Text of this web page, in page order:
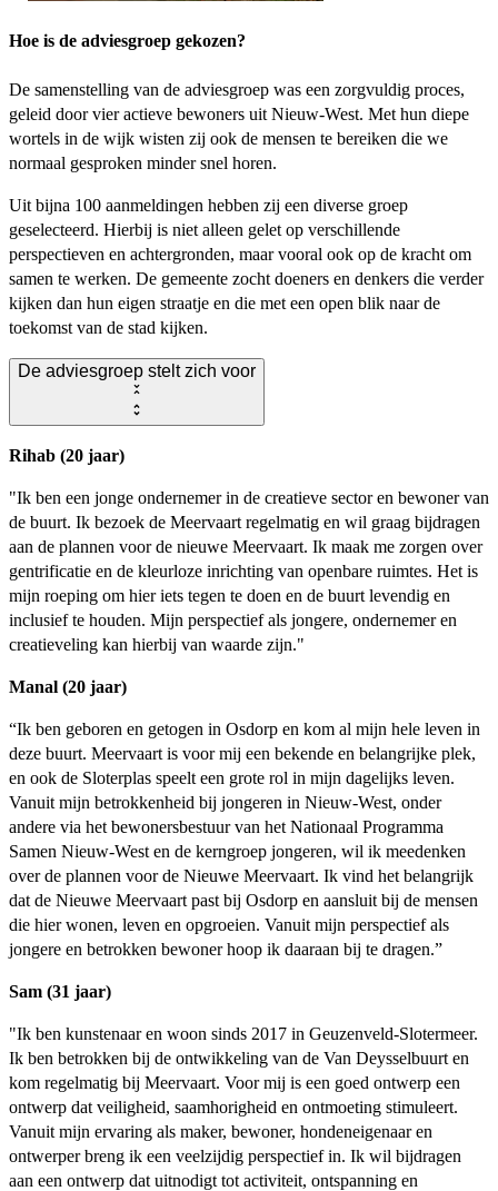
Hoe is de adviesgroep gekozen?
De samenstelling van de adviesgroep was een zorgvuldig proces,
geleid door vier actieve bewoners uit Nieuw-West. Met hun diepe
wortels in de wijk wisten zij ook de mensen te bereiken die we
normaal gesproken minder snel horen.
Uit bijna 100 aanmeldingen hebben zij een diverse groep
geselecteerd. Hierbij is niet alleen gelet op verschillende
perspectieven en achtergronden, maar vooral ook op de kracht om
samen te werken. De gemeente zocht doeners en denkers die verder
kijken dan hun eigen straatje en die met een open blik naar de
toekomst van de stad kijken.
De adviesgroep stelt zich voor
Rihab (20 jaar)
"Ik ben een jonge ondernemer in de creatieve sector en bewoner van
de buurt. Ik bezoek de Meervaart regelmatig en wil graag bijdragen
aan de plannen voor de nieuwe Meervaart. Ik maak me zorgen over
gentrificatie en de kleurloze inrichting van openbare ruimtes. Het is
mijn roeping om hier iets tegen te doen en de buurt levendig en
inclusief te houden. Mijn perspectief als jongere, ondernemer en
creatieveling kan hierbij van waarde zijn."
Manal (20 jaar)
“Ik ben geboren en getogen in Osdorp en kom al mijn hele leven in
deze buurt. Meervaart is voor mij een bekende en belangrijke plek,
en ook de Sloterplas speelt een grote rol in mijn dagelijks leven.
Vanuit mijn betrokkenheid bij jongeren in Nieuw-West, onder
andere via het bewonersbestuur van het Nationaal Programma
Samen Nieuw-West en de kerngroep jongeren, wil ik meedenken
over de plannen voor de Nieuwe Meervaart. Ik vind het belangrijk
dat de Nieuwe Meervaart past bij Osdorp en aansluit bij de mensen
die hier wonen, leven en opgroeien. Vanuit mijn perspectief als
jongere en betrokken bewoner hoop ik daaraan bij te dragen.”
Sam (31 jaar)
"Ik ben kunstenaar en woon sinds 2017 in Geuzenveld-Slotermeer.
Ik ben betrokken bij de ontwikkeling van de Van Deysselbuurt en
kom regelmatig bij Meervaart. Voor mij is een goed ontwerp een
ontwerp dat veiligheid, saamhorigheid en ontmoeting stimuleert.
Vanuit mijn ervaring als maker, bewoner, hondeneigenaar en
ontwerper breng ik een veelzijdig perspectief in. Ik wil bijdragen
aan een ontwerp dat uitnodigt tot activiteit, ontspanning en